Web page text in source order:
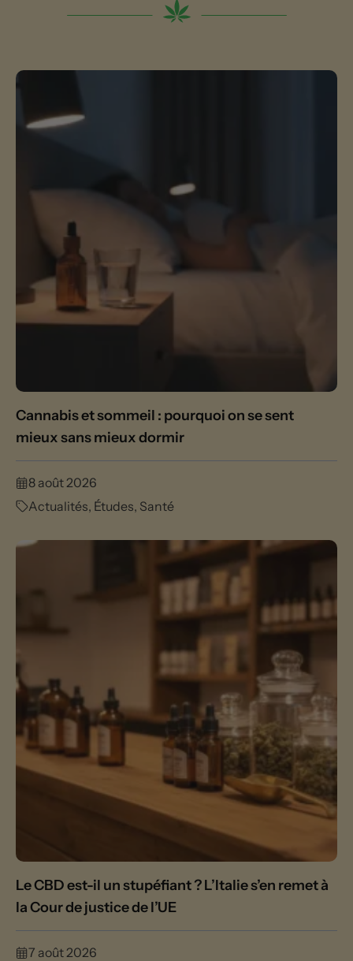
Cannabis et sommeil : pourquoi on se sent
mieux sans mieux dormir
8 août 2026
Actualités, Études, Santé
Le CBD est-il un stupéfiant ? L’Italie s’en remet à
la Cour de justice de l’UE
7 août 2026